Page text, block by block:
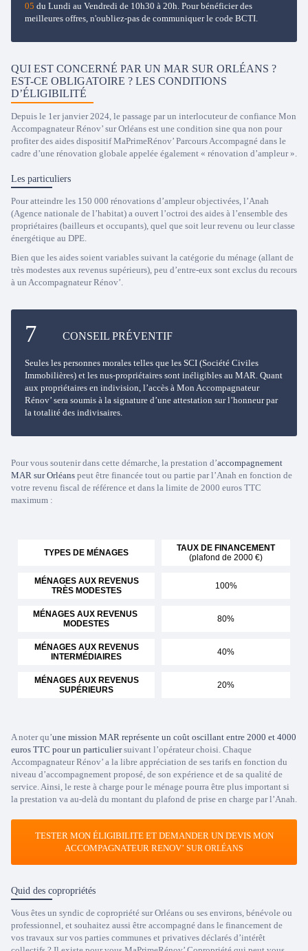
05 du Lundi au Vendredi de 10h30 à 20h. Pour bénéficier des
meilleures offres, n'oubliez-pas de communiquer le code BCTI.
QUI EST CONCERNÉ PAR UN MAR SUR ORLÉANS ?
EST-CE OBLIGATOIRE ? LES CONDITIONS
D’ÉLIGIBILITÉ
Depuis le 1er janvier 2024, le passage par un interlocuteur de confiance Mon
Accompagnateur Rénov’ sur Orléans est une condition sine qua non pour
profiter des aides dispositif MaPrimeRénov’ Parcours Accompagné dans le
cadre d’une rénovation globale appelée également « rénovation d’ampleur ».
Les particuliers
Pour atteindre les 150 000 rénovations d’ampleur objectivées, l’Anah
(Agence nationale de l’habitat) a ouvert l’octroi des aides à l’ensemble des
propriétaires (bailleurs et occupants), quel que soit leur revenu ou leur classe
énergétique au DPE.
Bien que les aides soient variables suivant la catégorie du ménage (allant de
très modestes aux revenus supérieurs), peu d’entre-eux sont exclus du recours
à un Accompagnateur Rénov’.
CONSEIL PRÉVENTIF
Seules les personnes morales telles que les SCI (Société Civiles
Immobilières) et les nus-propriétaires sont inéligibles au MAR. Quant
aux propriétaires en indivision, l’accès à Mon Accompagnateur
Rénov’ sera soumis à la signature d’une attestation sur l’honneur par
la totalité des indivisaires.
Pour vous soutenir dans cette démarche, la prestation d’accompagnement
MAR sur Orléans peut être financée tout ou partie par l’Anah en fonction de
votre revenu fiscal de référence et dans la limite de 2000 euros TTC
maximum :
TYPES DE MÉNAGES
TAUX DE FINANCEMENT
(plafond de 2000 €)
MÉNAGES AUX REVENUS
TRÈS MODESTES
100%
MÉNAGES AUX REVENUS
MODESTES
80%
MÉNAGES AUX REVENUS
INTERMÉDIAIRES
40%
MÉNAGES AUX REVENUS
SUPÉRIEURS
20%
A noter qu’une mission MAR représente un coût oscillant entre 2000 et 4000
euros TTC pour un particuliersuivant l’opérateur choisi. Chaque
Accompagnateur Rénov’ a la libre appréciation de ses tarifs en fonction du
niveau d’accompagnement proposé, de son expérience et de sa qualité de
service. Ainsi, le reste à charge pour le ménage pourra être plus important si
la prestation va au-delà du montant du plafond de prise en charge par l’Anah.
TESTER MON ÉLIGIBILITE ET DEMANDER UN DEVIS MON
ACCOMPAGNATEUR RENOV’ SUR ORLÉANS
Quid des copropriétés
Vous êtes un syndic de copropriété sur Orléans ou ses environs, bénévole ou
professionnel, et souhaitez aussi être accompagné dans le financement de
vos travaux sur vos parties communes et privatives déclarés d’intérêt